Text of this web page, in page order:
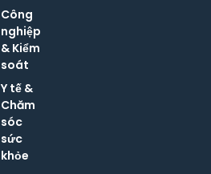
Công
nghiệp
& Kiểm
soát
Y tế &
Chăm
sóc
sức
khỏe